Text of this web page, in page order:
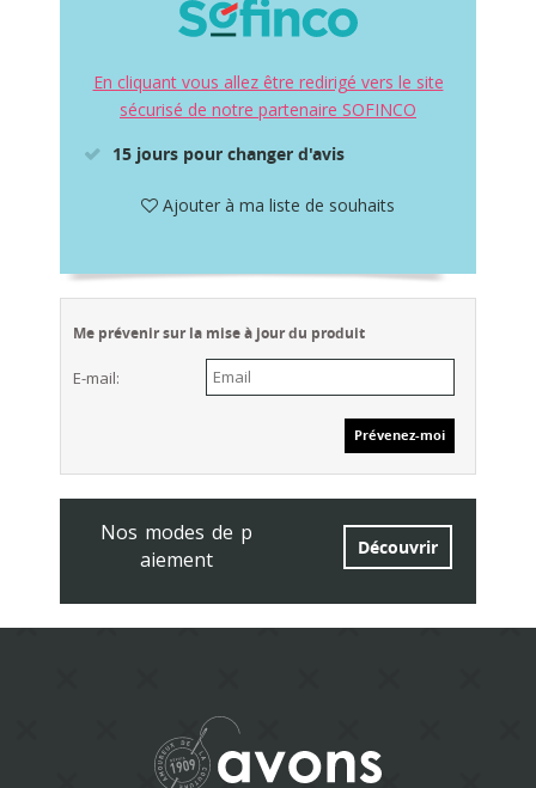
En cliquant vous allez être redirigé vers le site
sécurisé de notre partenaire SOFINCO
15 jours pour changer d'avis
Ajouter à ma liste de souhaits
Me prévenir sur la mise à jour du produit
E-mail:
Nos modes de p
aiement
Découvrir